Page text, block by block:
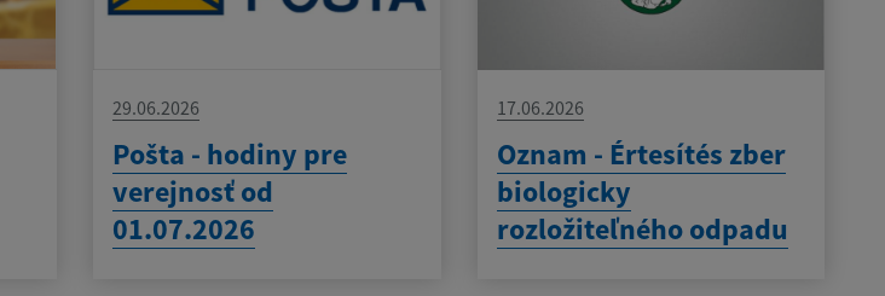
29.06.2026
Pošta - hodiny pre
verejnosť od
01.07.2026
17.06.2026
Oznam - Értesítés zber
biologicky
rozložiteľného odpadu